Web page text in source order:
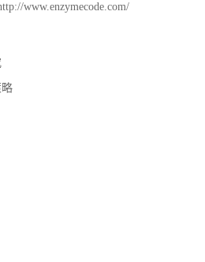
www.enzymecode.com/